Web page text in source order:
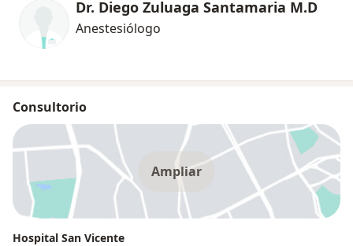
Dr. Diego Zuluaga Santamaria M.D
Anestesiólogo
Consultorio
Ampliar
Hospital San Vicente